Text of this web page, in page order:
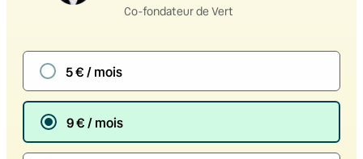
Co-fondateur de Vert
5 € / mois
9 € / mois